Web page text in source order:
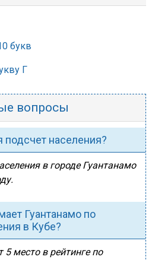
букв
Г
вопросы
подсчет населения?
в городе Гуантанамо
Гуантанамо по
в Кубе?
место в рейтинге по